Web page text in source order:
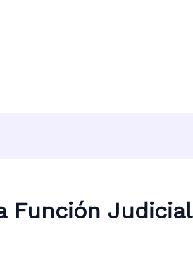
Función Judicial